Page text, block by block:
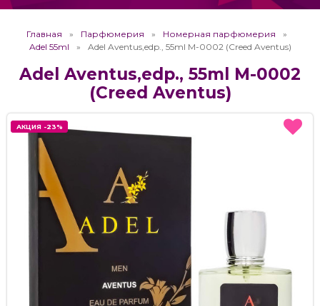
Главная Парфюмерия
Номерная парфюмерия
Adel 55ml
Adel Aventus,edp., 55ml M-0002 (Creed Aventus)
Adel Aventus,edp., 55ml M-0002
(Creed Aventus)
АКЦИЯ -23%
АКЦИЯ -23%